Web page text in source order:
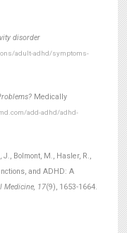
disorder
adult-adhd/symptoms-
Medically
add-adhd/adhd-
J., Bolmont, M., Hasler, R.,
and ADHD: A
Medicine, 17(9), 1653-1664.